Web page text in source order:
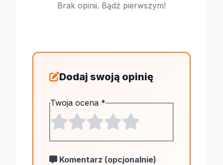
Brak opinii. Bądź pierwszym!
Dodaj swoją opinię
Twoja ocena *
Komentarz (opcjonalnie)